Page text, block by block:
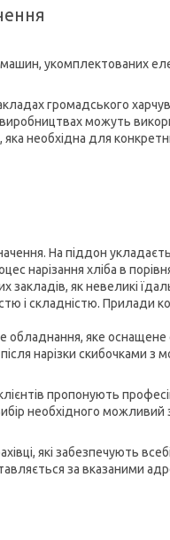
укомплектованих
громадського
можуть
необхідна для
На піддон
нарізання хліба в
як невеликі
і складністю.
яке оснащене
нарізки скибочками з
пропонують
необхідного
які забезпечують
за вказаними